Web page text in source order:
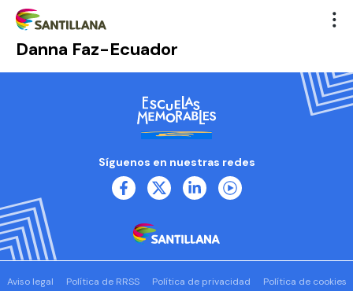
Danna Faz-Ecuador
Síguenos en nuestras redes
Aviso legal Política de RRSS Política de privacidad
Política de cookies